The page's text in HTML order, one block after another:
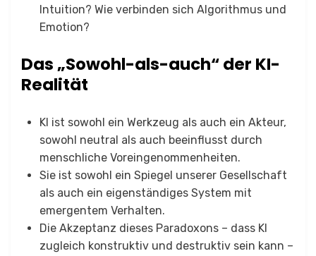
Intuition? Wie verbinden sich Algorithmus und
Emotion?
Das „Sowohl-als-auch“ der KI-
Realität
KI ist sowohl ein Werkzeug als auch ein Akteur,
sowohl neutral als auch beeinflusst durch
menschliche Voreingenommenheiten.
Sie ist sowohl ein Spiegel unserer Gesellschaft
als auch ein eigenständiges System mit
emergentem Verhalten.
Die Akzeptanz dieses Paradoxons – dass KI
zugleich konstruktiv und destruktiv sein kann –